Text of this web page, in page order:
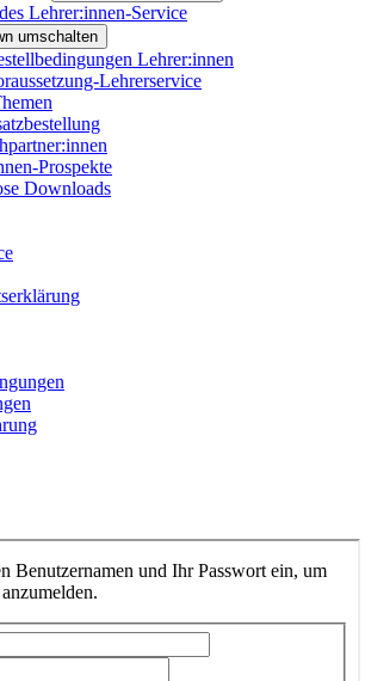
Lehrer:innen-Service
umschalten
Lehrer:innen
Lehrerservice
Prospekte
Downloads